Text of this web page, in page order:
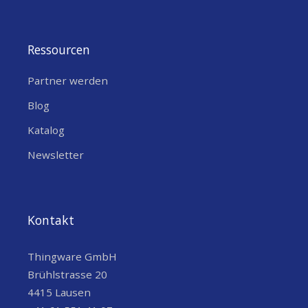
Schwarz-Weiss Nachtsicht
Ressourcen
Partner werden
Blog
Katalog
Newsletter
Kontakt
Thingware GmbH
Brühlstrasse 20
4415 Lausen